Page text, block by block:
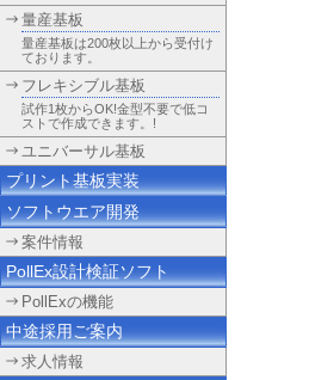
量産基板
量産基板は200枚以上から受付け
ております。
フレキシブル基板
試作1枚からOK!金型不要で低コ
ストで作成できます。!
ユニバーサル基板
プリント基板実装
ソフトウエア開発
案件情報
PollEx設計検証ソフト
PollExの機能
中途採用ご案内
求人情報